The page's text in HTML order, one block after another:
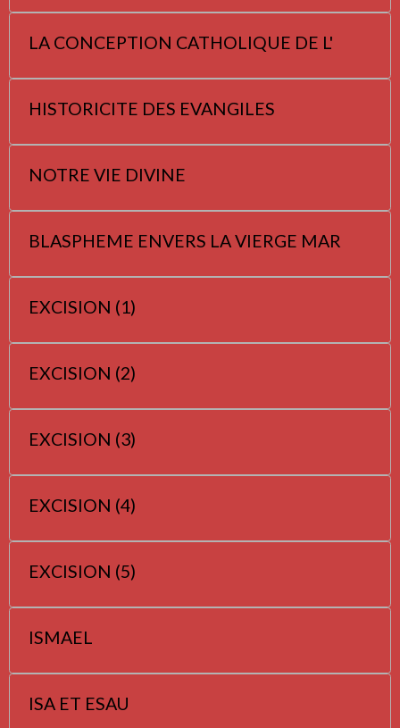
LA CONCEPTION CATHOLIQUE DE L'
HISTORICITE DES EVANGILES
NOTRE VIE DIVINE
BLASPHEME ENVERS LA VIERGE MAR
EXCISION (1)
EXCISION (2)
EXCISION (3)
EXCISION (4)
EXCISION (5)
ISMAEL
ISA ET ESAU